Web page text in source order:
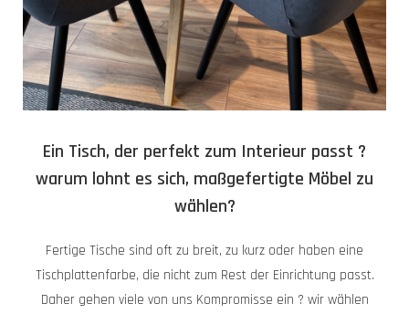
Ein Tisch, der perfekt zum Interieur passt ?
warum lohnt es sich, maßgefertigte Möbel zu
wählen?
Fertige Tische sind oft zu breit, zu kurz oder haben eine
Tischplattenfarbe, die nicht zum Rest der Einrichtung passt.
Daher gehen viele von uns Kompromisse ein ? wir wählen